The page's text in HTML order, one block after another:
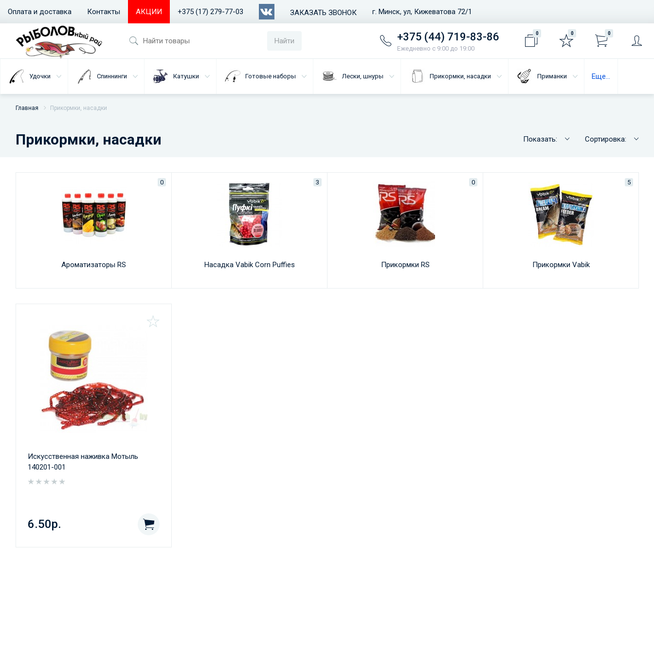
Оплата и доставка Контакты АКЦИИ +375 (17) 279-77-03 ЗАКАЗАТЬ ЗВОНОК г. Минск, ул, Кижеватова 72/1
Найти +375 (44) 719-83-86
Ежедневно с 9:00 до 19:00
0 0 0
Удочки Спиннинги Катушки Готовые наборы Лески, шнуры Прикормки, насадки Приманки Еще...
Главная Прикормки, насадки
Прикормки, насадки Показать: Сортировка:
0
Ароматизаторы RS
3
Насадка Vabik Corn Puffies
0
Прикормки RS
5
Прикормки Vabik
Искусственная наживка Мотыль
140201-001
6.50р.